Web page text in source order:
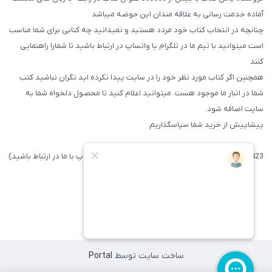
آماده خدمت رسانی به علاقه مندان این حوضه میباشد
چنانچه در انتخاب کتاب خود مردد هستید و نمیدانید چه کتابی برای شما مناسب
است میتوانید با تیم ما در تلگرام یا واتساپ در ارتباط باشید تا شما‌را راهنمایی
کنند
همچنین اگر کتاب مورد نظر خود را در سایت پیدا نکرده اید نگران نباشید کتب
شما در انبار ما موجود هست. میتوانید اعلام کنید تا محصول دلخواه شما به
سایت اضافه شود.
پیشاپیش از خرید شما سپاسگذاریم
09371742423 (لطفا فقط پیامک داده و یا از طریق واتساپ با ما در ارتباط باشید)
ساخت سایت توسط Portal